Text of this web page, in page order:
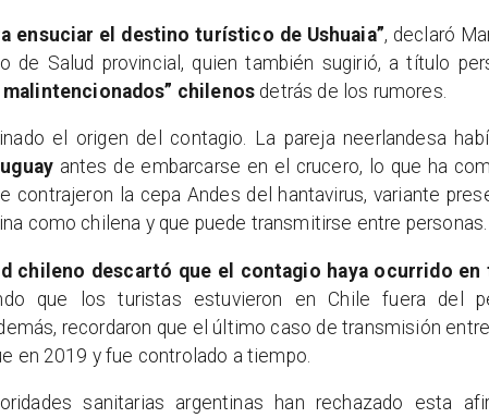
ensuciar el destino turístico de Ushuaia”, declaró
de Salud provincial, quien también sugirió, a título
malintencionados” chilenos detrás de los rumores.
el origen del contagio. La pareja neerlandesa
antes de embarcarse en el crucero, lo que ha
contrajeron la cepa Andes del hantavirus, variante
como chilena y que puede transmitirse entre personas.
chileno descartó que el contagio haya ocurrido
que los turistas estuvieron en Chile fuera del
recordaron que el último caso de transmisión
en 2019 y fue controlado a tiempo.
sanitarias argentinas han rechazado esta